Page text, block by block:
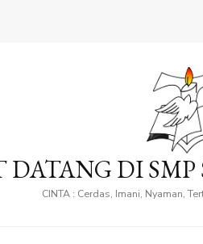
DATANG DI
CINTA : Cerdas, Imani, Nyaman,